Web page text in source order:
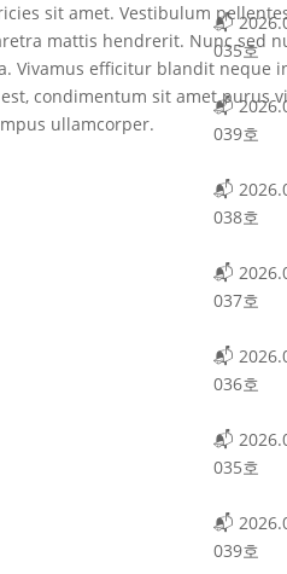
sit amet. Vestibulum
mattis hendrerit. Nunc sed
Vivamus efficitur blandit neque
condimentum sit amet purus
ullamcorper.
📬
035호
📬
039호
📬
038호
📬
037호
📬
036호
📬
035호
📬
039호